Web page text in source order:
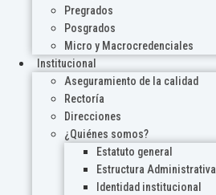
Pregrados
Posgrados
Micro y Macrocredenciales
Institucional
Aseguramiento de la calidad
Rectoría
Direcciones
¿Quiénes somos?
Estatuto general
Estructura Administrativa
Identidad institucional